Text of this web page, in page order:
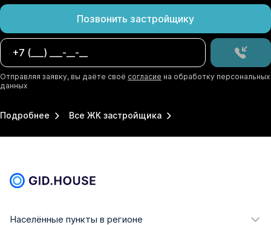
Позвонить застройщику
Отправляя заявку, вы даёте своё согласие на обработку персональных
данных
Подробнее Все ЖК застройщика
Населённые пункты в регионе